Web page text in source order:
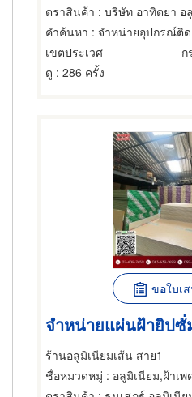
ตราสินค้า : บริษัท อาทิตยา อ
คำค้นหา : จำหน่ายอุปกรณ์ติด
เขตประเวศ
ก
ดู : 286 ครั้ง
ขอใบเ
จำหน่ายแผ่นฝ้ายิปซั่
ร้านอลูมิเนียมเส้น สาย1
ชื่อหมวดหมู่ : อลูมิเนียม,ฝ้าเ